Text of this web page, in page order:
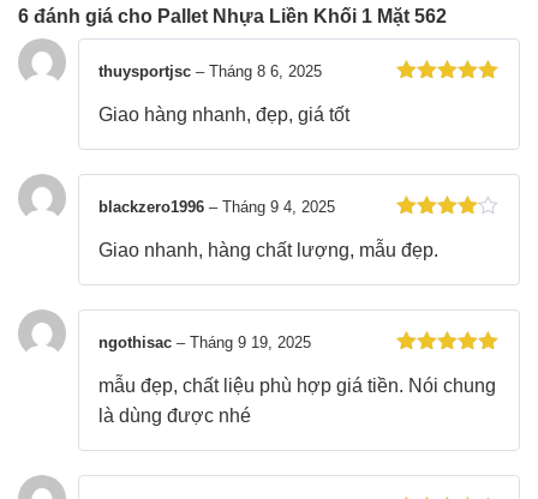
6 đánh giá cho Pallet Nhựa Liền Khối 1 Mặt 562
thuysportjsc – Tháng 8 6, 2025
Giao hàng nhanh, đẹp, giá tốt
hạng
blackzero1996 – Tháng 9 4, 2025
Giao nhanh, hàng chất lượng, mẫu đẹp.
hạng 55
ngothisac – Tháng 9 19, 2025
mẫu đẹp, chất liệu phù hợp giá tiền. Nói chung
là dùng được nhé